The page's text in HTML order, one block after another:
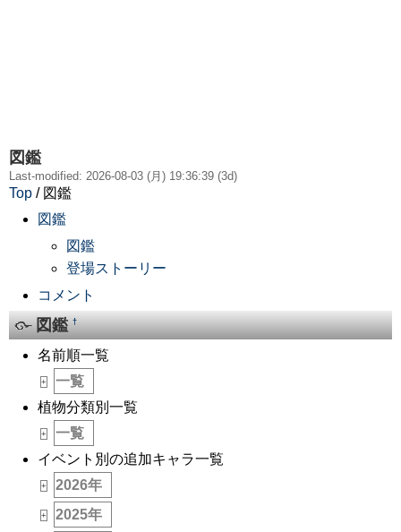
図鑑
Last-modified: 2026-08-03 (月) 19:36:39 (3d)
Top / 図鑑
図鑑
図鑑
登場ストーリー
コメント
図鑑†
名前順一覧
+ 一覧
植物分類別一覧
+ 一覧
イベント別の追加キャラ一覧
+ 2026年
+ 2025年